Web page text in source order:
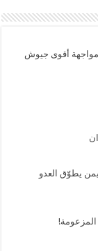
مواجهة أقوى جيوش
يطوّق العدو
المزعومة!